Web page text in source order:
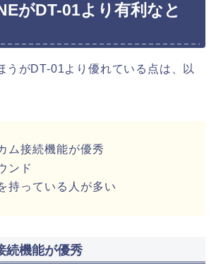
がDT-01より有利なと
うがDT-01より優れている点は、以
ム接続機能が優秀
ンド
持っている人が多い
続機能が優秀